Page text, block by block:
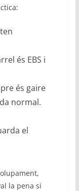
és EBS i
és gaire
normal.
el
la pena si